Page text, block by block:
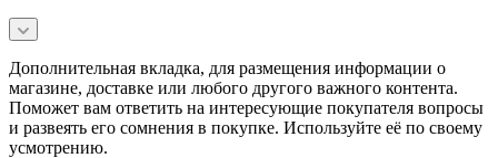
Дополнительная вкладка, для размещения информации о
магазине, доставке или любого другого важного контента.
Поможет вам ответить на интересующие покупателя вопросы
и развеять его сомнения в покупке. Используйте её по своему
усмотрению.